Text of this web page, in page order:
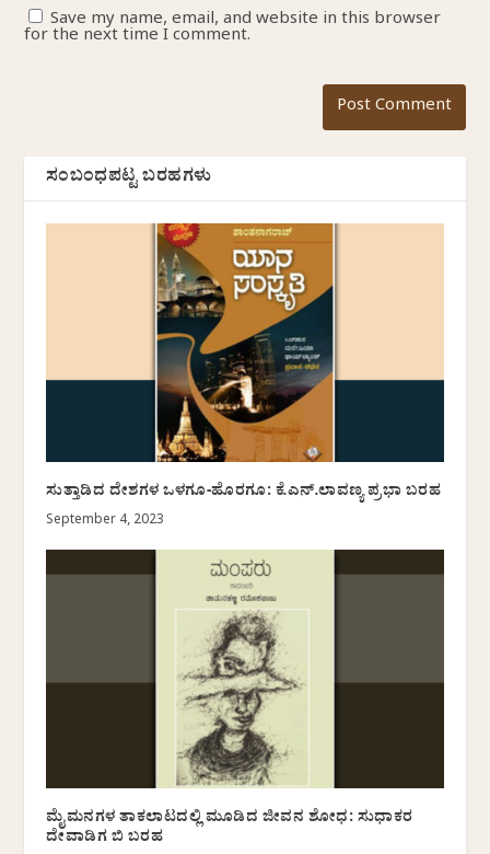
Save my name, email, and website in this browser
for the next time I comment.
ಸಂಬಂಧಪಟ್ಟ ಬರಹಗಳು
ಸುತ್ತಾಡಿದ ದೇಶಗಳ ಒಳಗೂ-ಹೊರಗೂ: ಕೆ.ಎನ್.ಲಾವಣ್ಯ ಪ್ರಭಾ ಬರಹ
September 4, 2023
ಮೈಮನಗಳ ತಾಕಲಾಟದಲ್ಲಿ ಮೂಡಿದ ಜೀವನ ಶೋಧ: ಸುಧಾಕರ
ದೇವಾಡಿಗ ಬಿ ಬರಹ